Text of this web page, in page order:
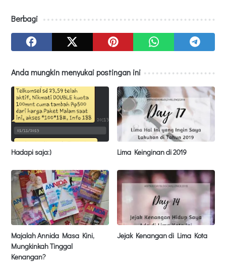
Berbagi
Anda mungkin menyukai postingan ini
Hadapi saja:) Lima Keinginan di 2019
Majalah Annida Masa Kini,
Mungkinkah Tinggal
Kenangan?
Jejak Kenangan di Lima Kota